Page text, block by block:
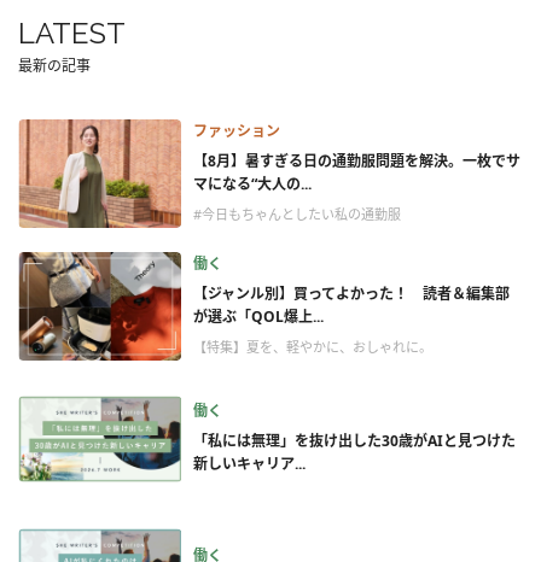
LATEST
最新の記事
ファッション
【8月】暑すぎる日の通勤服問題を解決。一枚でサ
マになる“大人の...
#今日もちゃんとしたい私の通勤服
働く
【ジャンル別】買ってよかった！ 読者＆編集部
が選ぶ「QOL爆上...
【特集】夏を、軽やかに、おしゃれに。
働く
「私には無理」を抜け出した30歳がAIと見つけた
新しいキャリア...
働く